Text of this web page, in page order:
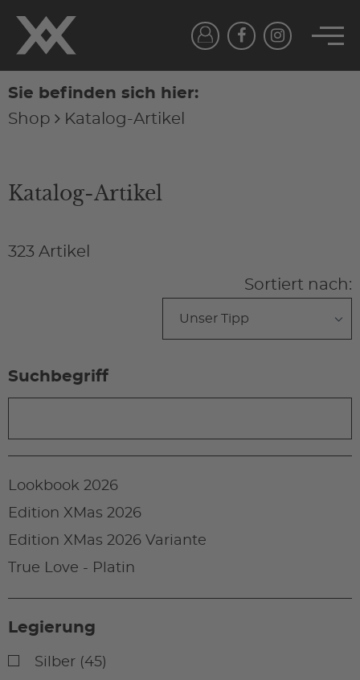
Sie befinden sich hier:
Shop
Katalog-Artikel
Katalog-Artikel
323 Artikel
Sortiert nach:
Suchbegriff
Lookbook 2026
Edition XMas 2026
Edition XMas 2026 Variante
True Love - Platin
Legierung
Silber (45)